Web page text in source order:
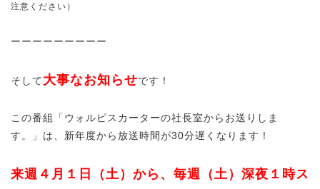
注意ください）
ーーーーーーーーー
そして大事なお知らせです！
この番組「ウォルピスカーターの社長室からお送りしま
す。」は、新年度から放送時間が30分遅くなります！
来週４月１日（土）から、毎週（土）深夜１時ス